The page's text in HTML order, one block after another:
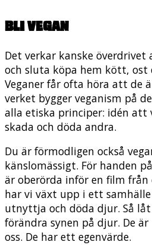
Bli vegan
Det verkar kanske
och sluta köpa hem kött, ost
Veganer får ofta höra att de
verket bygger veganism på
alla etiska principer: idén
skada och döda andra.
Du är förmodligen också
känslomässigt. För handen
är oberörda inför en film
har vi växt upp i ett
utnyttja och döda djur. Så
förändra synen på djur. De
oss. De har ett egenvärde.